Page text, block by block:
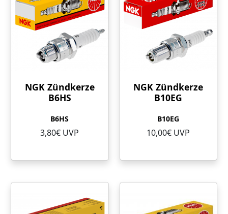
NGK Zündkerze
B6HS
B6HS
3,80€ UVP
NGK Zündkerze
B10EG
B10EG
10,00€ UVP